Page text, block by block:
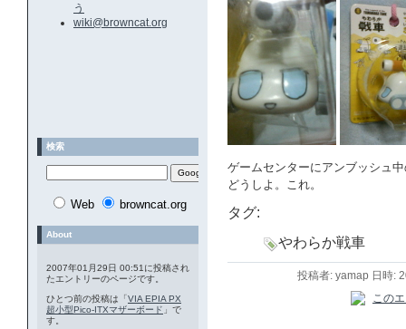
ゲームセンターにアンブッシュ
どうしよ。これ。
タグ:
やわらか戦車
投稿者: yamap 日時:
う
wiki@browncat.org
検索
Web browncat.org
About
2007年01月29日 00:51に投稿され
たエントリーのページです。
ひとつ前の投稿は「VIA EPIA PX
超小型Pico-ITXマザーボード 」で
す。